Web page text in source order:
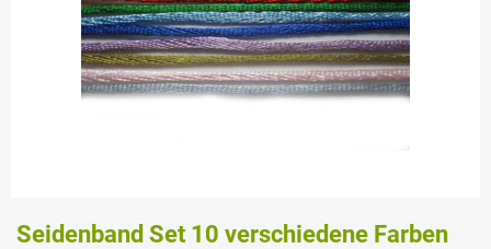
Seidenband Set 10 verschiedene Farben